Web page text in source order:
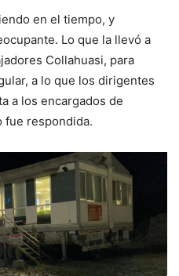
en el tiempo, y
Lo que la llevó a
Collahuasi, para
a lo que los dirigentes
a los encargados de
fue respondida.